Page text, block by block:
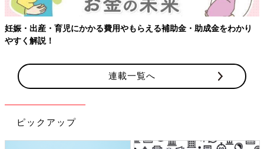
・育児にかかる費用やもらえる補助金・助成金をわかり
！
【ワク
連載一覧へ
ピックアップ